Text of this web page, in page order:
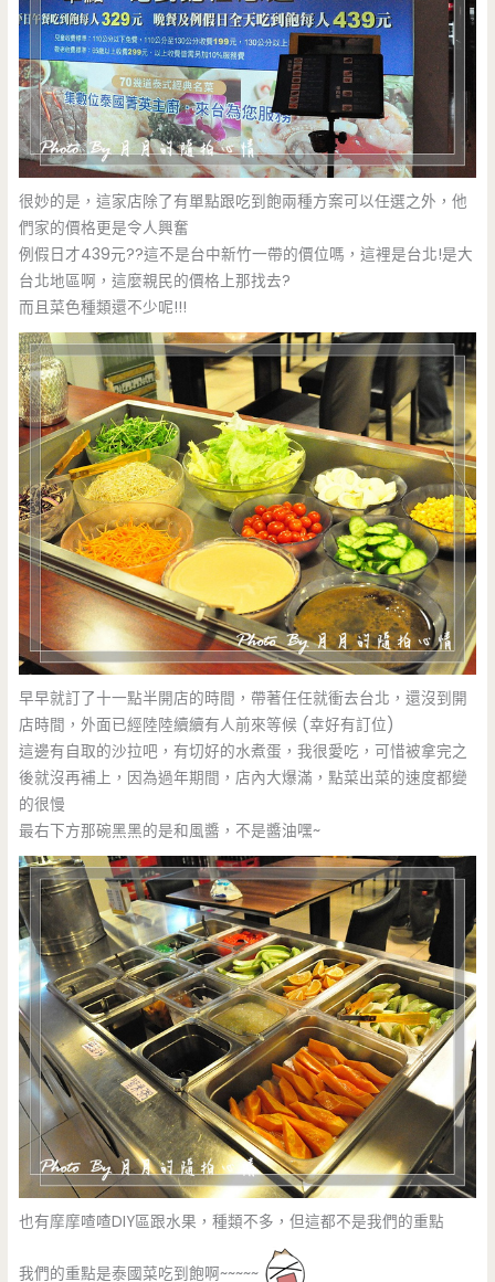
很妙的是，這家店除了有單點跟吃到飽兩種方案可以任選之外，他
們家的價格更是令人興奮
例假日才439元??這不是台中新竹一帶的價位嗎，這裡是台北!是大
台北地區啊，這麼親民的價格上那找去?
而且菜色種類還不少呢!!!
早早就訂了十一點半開店的時間，帶著任任就衝去台北，還沒到開
店時間，外面已經陸陸續續有人前來等候 (幸好有訂位)
這邊有自取的沙拉吧，有切好的水煮蛋，我很愛吃，可惜被拿完之
後就沒再補上，因為過年期間，店內大爆滿，點菜出菜的速度都變
的很慢
最右下方那碗黑黑的是和風醬，不是醬油嘿~
也有摩摩喳喳DIY區跟水果，種類不多，但這都不是我們的重點
我們的重點是泰國菜吃到飽啊~~~~~